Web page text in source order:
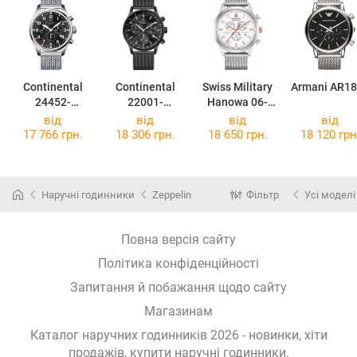
Continental
24452-
GC101420
Continental
22001-
GC404430
Swiss Military
Hanowa 06-
3308.12.001
Armani
від
17 766 грн.
від
18 306 грн.
від
18 650 грн.
від
18 120
Наручні годинники Zeppelin Фільтр Усі моделі
Повна версія сайту
Політика конфіденційності
Запитання й побажання щодо сайту
Магазинам
Каталог наручних годинників 2026 - новинки, хіти
продажів, купити наручні годинники.